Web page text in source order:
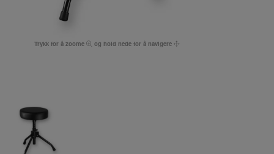
Trykk for å zoome og hold nede for å navigere